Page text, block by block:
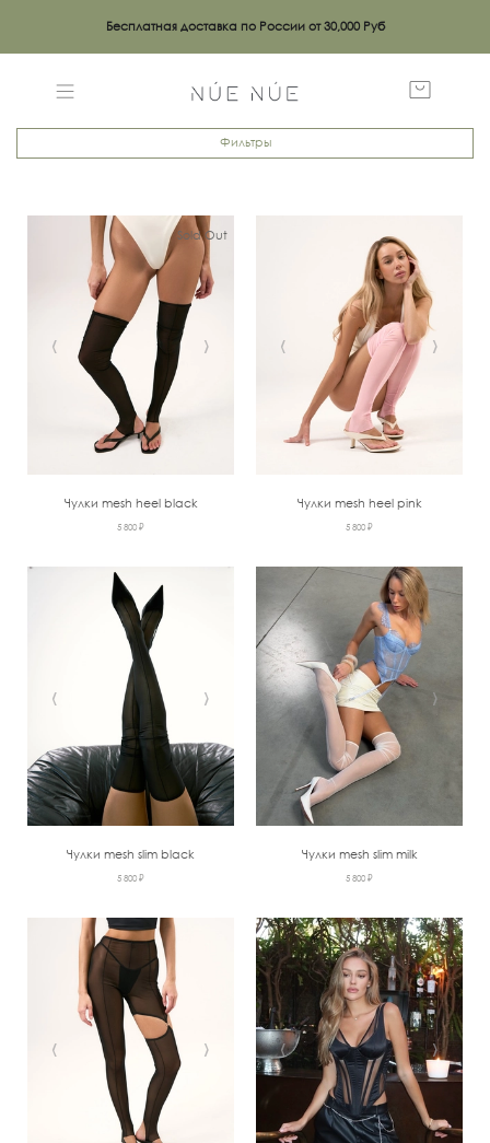
Бесплатная доставка по России от 30,000 Руб
Фильтры
‹ ›
Sold Out
Чулки mesh heel black
5 800 ₽
‹ ›
Чулки mesh heel pink
5 800 ₽
‹ ›
Чулки mesh slim black
5 800 ₽
‹ ›
Чулки mesh slim milk
5 800 ₽
‹ › ‹ ›